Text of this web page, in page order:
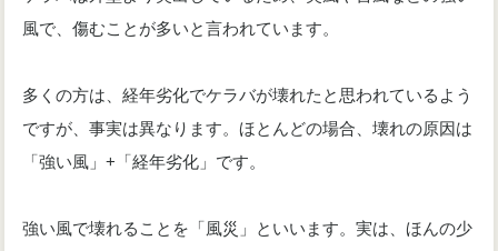
風で、傷むことが多いと言われています。
多くの方は、経年劣化でケラバが壊れたと思われているよう
ですが、事実は異なります。ほとんどの場合、壊れの原因は
「強い風」+「経年劣化」です。
強い風で壊れることを「風災」といいます。実は、ほんの少